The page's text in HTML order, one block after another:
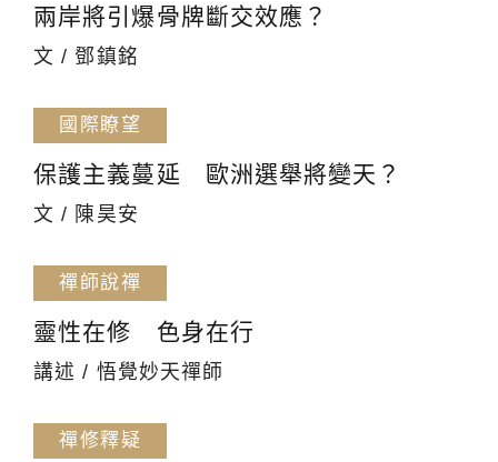
兩岸將引爆骨牌斷交效應？
文 / 鄧鎮銘
國際瞭望
保護主義蔓延 歐洲選舉將變天？
文 / 陳昊安
禪師說禪
靈性在修 色身在行
講述 / 悟覺妙天禪師
禪修釋疑